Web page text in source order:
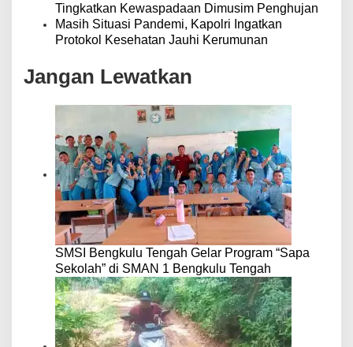
Tingkatkan Kewaspadaan Dimusim Penghujan
Masih Situasi Pandemi, Kapolri Ingatkan
Protokol Kesehatan Jauhi Kerumunan
Jangan Lewatkan
SMSI Bengkulu Tengah Gelar Program “Sapa
Sekolah” di SMAN 1 Bengkulu Tengah